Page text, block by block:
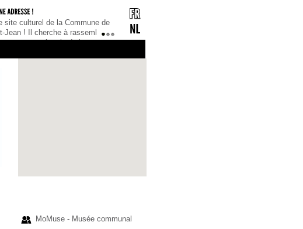
de la Commune de
Il cherche à rassembler
culturels de la
ou
Notre portail culturel édite une lettre d’information
culturelle gratuite.Vous souhaitez la recevoir ?
Bonne idée !Mais préalablement, il faut vous
123
MoMuse - Musée communal